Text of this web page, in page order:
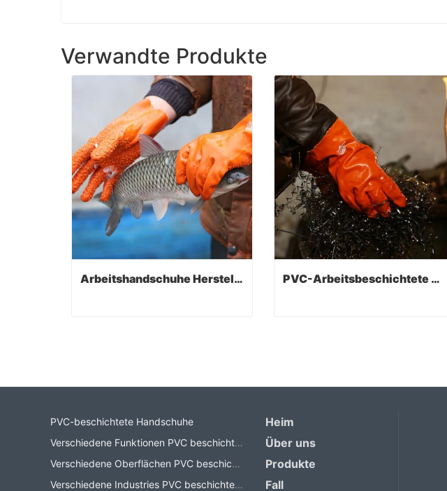
Verwandte Produkte
Arbeitshandschuhe Hersteller PVC-Arbeitsbeschichtete Handschuhe
PVC-beschichtete Handschuhe
Verschiedene Funktionen PVC beschichtete Handschuhe
Verschiedene Oberflächen PVC beschichtete Handschuhe
Verschiedene Industries PVC beschichtete Handschuhe
Heim
Über uns
Produkte
Fall